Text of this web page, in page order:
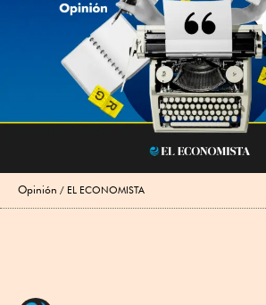
Opinión EL ECONOMISTA